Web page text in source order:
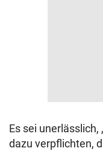
Es sei
dazu verpflichten,